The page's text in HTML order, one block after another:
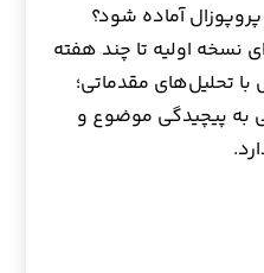
آماده شود؟
نسخه اولیه تا چند هفته
با تحلیل‌های مقدماتی؛
به پیچیدگی موضوع و